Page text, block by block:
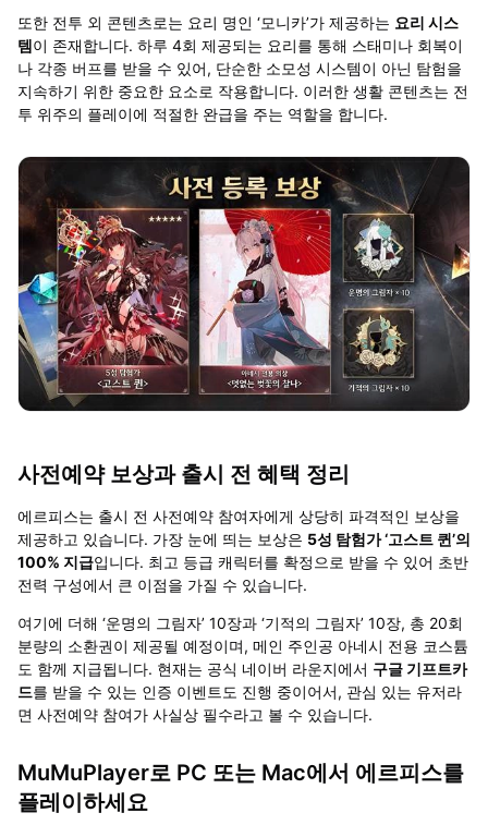
또한 전투 외 콘텐츠로는 요리 명인 ‘모니카’가 제공하는 요리 시스
템이 존재합니다. 하루 4회 제공되는 요리를 통해 스태미나 회복이
나 각종 버프를 받을 수 있어, 단순한 소모성 시스템이 아닌 탐험을
지속하기 위한 중요한 요소로 작용합니다. 이러한 생활 콘텐츠는 전
투 위주의 플레이에 적절한 완급을 주는 역할을 합니다.
사전예약 보상과 출시 전 혜택 정리
에르피스는 출시 전 사전예약 참여자에게 상당히 파격적인 보상을
제공하고 있습니다. 가장 눈에 띄는 보상은 5성 탐험가‘고스트 퀸’의
100% 지급입니다. 최고 등급 캐릭터를 확정으로 받을 수 있어 초반
전력 구성에서 큰 이점을 가질 수 있습니다.
여기에 더해 ‘운명의 그림자’ 10장과‘기적의 그림자’ 10장, 총 20회
분량의 소환권이 제공될 예정이며, 메인 주인공 아네시 전용 코스튬
도 함께 지급됩니다. 현재는 공식 네이버 라운지에서 구글 기프트카
드를 받을 수 있는 인증 이벤트도 진행 중이어서, 관심 있는 유저라
면 사전예약 참여가 사실상 필수라고 볼 수 있습니다.
MuMuPlayer로 PC 또는 Mac에서 에르피스를
플레이하세요